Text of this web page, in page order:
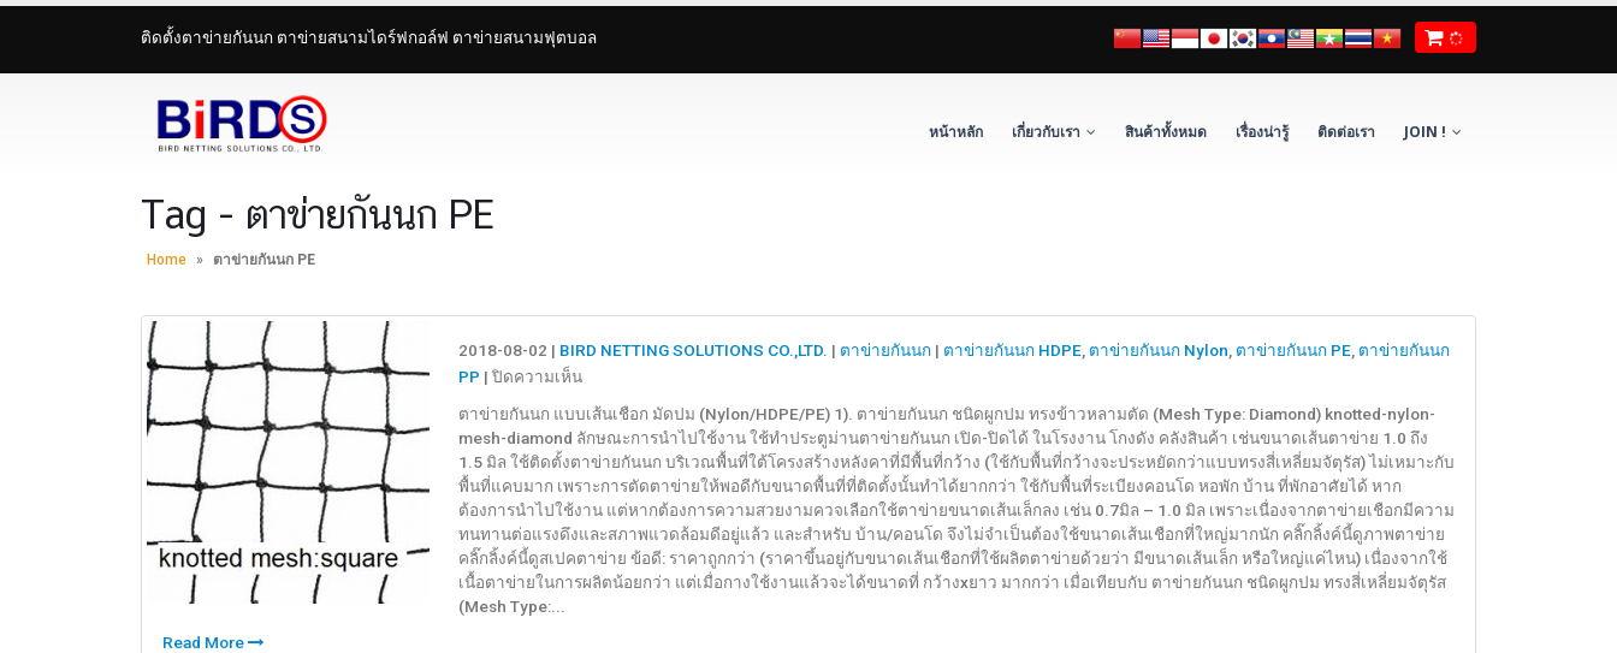
ติดตั้งตาข่ายกันนก ตาข่ายสนามไดร์ฟกอล์ฟ ตาข่ายสนามฟุตบอล
หน้าหลัก เกี่ยวกับเรา สินค้าทั้งหมด เรื่องน่ารู้ ติดต่อเรา JOIN !
Tag - ตาข่ายกันนก PE
Home » ตาข่ายกันนก PE
2018-08-02 | BIRD NETTING SOLUTIONS CO.,LTD. | ตาข่ายกันนก | ตาข่ายกันนก HDPE ตาข่ายกันนก Nylon ตาข่ายกันนก PE ตาข่ายกันนก
PP | ปิดความเห็นบน
ลักษณะ
การ
ติด
ตั้ง
ตาข่าย
กัน
นก
และ
ตาข่ายกันนก แบบเส้นเชือก มัดปม (Nylon/HDPE/PE) 1). ตาข่ายกันนก ชนิดผูกปม ทรงข้าวหลามตัด (Mesh Type: Diamond) knotted-nylon-
mesh-diamond ลักษณะการนำไปใช้งาน ใช้ทำประตูม่านตาข่ายกันนก เปิด-ปิดได้ ในโรงงาน โกงดัง คลังสินค้า เช่นขนาดเส้นตาข่าย 1.0 ถึง
1.5 มิล ใช้ติดตั้งตาข่ายกันนก บริเวณพื้นที่ใต้โครงสร้างหลังคาที่มีพื้นที่กว้าง (ใช้กับพื้นที่กว้างจะประหยัดกว่าแบบทรงสี่เหลี่ยมจัตุรัส) ไม่เหมาะกับ
พื้นที่แคบมาก เพราะการตัดตาข่ายให้พอดีกับขนาดพื้นที่ที่ติดตั้งนั้นทำได้ยากกว่า ใช้กับพื้นที่ระเบียงคอนโด หอพัก บ้าน ที่พักอาศัยได้ หาก
ต้องการนำไปใช้งาน แต่หากต้องการความสวยงามควจเลือกใช้ตาข่ายขนาดเส้นเล็กลง เช่น 0.7มิล – 1.0 มิล เพราะเนื่องจากตาข่ายเชือกมีความ
ทนทานต่อแรงดึงและสภาพแวดล้อมดีอยู่แล้ว และสำหรับ บ้าน/คอนโด จึงไม่จำเป็นต้องใช้ขนาดเส้นเชือกที่ใหญ่มากนัก คลิ๊กลิ้งค์นี้ดูภาพตาข่าย
คลิ๊กลิ้งค์นี้ดูสเปคตาข่าย ข้อดี: ราคาถูกกว่า (ราคาขึ้นอยู่กับขนาดเส้นเชือกที่ใช้ผลิตตาข่ายด้วยว่า มีขนาดเส้นเล็ก หรือใหญ่แค่ไหน) เนื่องจากใช้
เนื้อตาข่ายในการผลิตน้อยกว่า แต่เมื่อกางใช้งานแล้วจะได้ขนาดที่ กว้างxยาว มากกว่า เมื่อเทียบกับ ตาข่ายกันนก ชนิดผูกปม ทรงสี่เหลี่ยมจัตุรัส
(Mesh Type:...
Read More